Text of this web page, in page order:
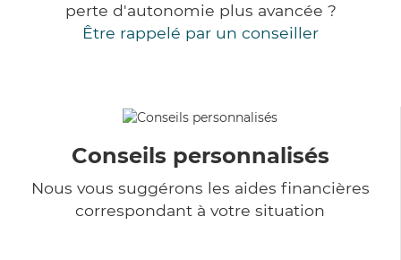
perte d'autonomie plus avancée ?
Être rappelé par un conseiller
Conseils personnalisés
Nous vous suggérons les aides financières
correspondant à votre situation